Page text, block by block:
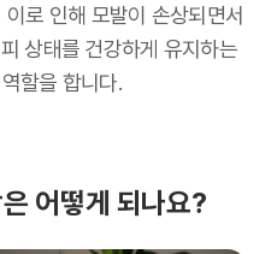
로 인해 모발이 손상되면서
상태를 건강하게 유지하는
할을 합니다.
어떻게 되나요?